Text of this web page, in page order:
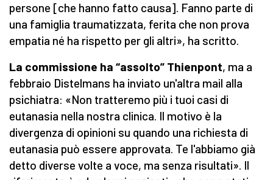
persone [che hanno fatto causa]. Fanno parte di
una famiglia traumatizzata, ferita che non prova
empatia né ha rispetto per gli altri», ha scritto.
La commissione ha “assolto” Thienpont, ma a
febbraio Distelmans ha inviato un'altra mail alla
psichiatra: «Non tratteremo più i tuoi casi di
eutanasia nella nostra clinica. Il motivo è la
divergenza di opinioni su quando una richiesta di
eutanasia può essere approvata. Te l'abbiamo già
detto diverse volte a voce, ma senza risultati». Il